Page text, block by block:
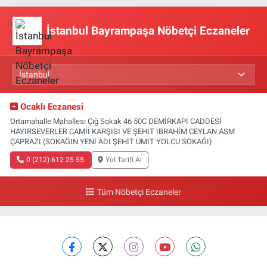
İstanbul Bayrampaşa Nöbetçi Eczaneler
Ocaklı Eczanesi
Ortamahalle Mahallesi Çığ Sokak 46 50C DEMİRKAPI CADDESİ
HAYIRSEVERLER CAMİİ KARŞISI VE ŞEHİT İBRAHİM CEYLAN ASM
ÇAPRAZI (SOKAĞIN YENİ ADI ŞEHİT ÜMİT YOLCU SOKAĞI)
0 (212) 612 25 55 Yol Tarifi Al
Tüm Nöbetçi Eczaneler